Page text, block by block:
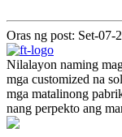
Oras ng post: Set-07-
Nilalayon naming
mga customized na
mga matalinong
nang perpekto ang